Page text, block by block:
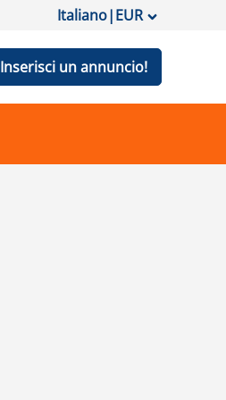
Italiano|EUR
Inserisci un annuncio!